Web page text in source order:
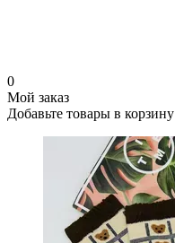
0
Мой заказ
Добавьте товары в корзину